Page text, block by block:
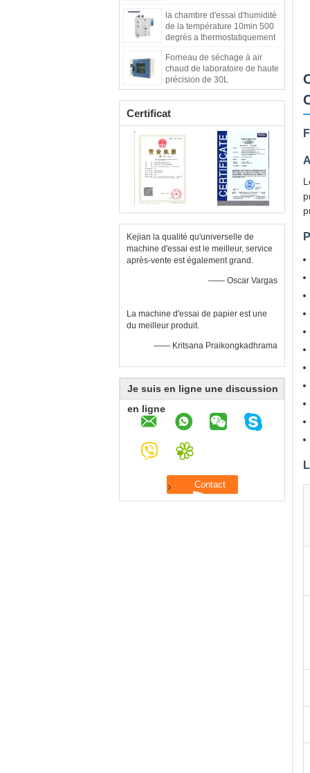
la chambre d'essai d'humidité
de la température 10min 500
degrés a thermostatiquement
Forneau de séchage à air
chaud de laboratoire de haute
précision de 30L
Certificat
Kejian la qualité qu'universelle de
machine d'essai est le meilleur, service
après-vente est également grand.
—— Oscar Vargas
La machine d'essai de papier est une
du meilleur produit.
—— Kritsana Praikongkadhrama
Je suis en ligne une discussion
en ligne